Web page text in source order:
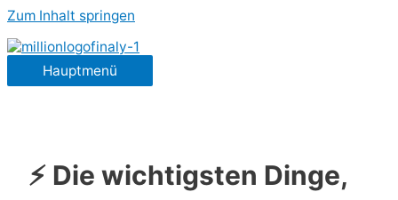
Zum Inhalt springen
Hauptmenü
⚡ Die wichtigsten Dinge,